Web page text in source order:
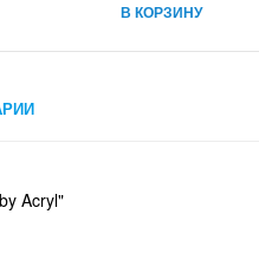
В КОРЗИНУ
Acryl"